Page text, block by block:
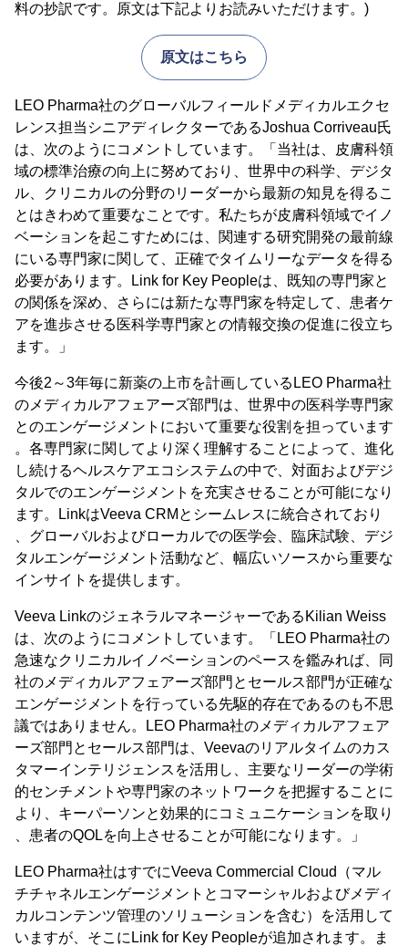
料の抄訳です。原文は下記よりお読みいただけます。)
原文はこちら
LEO Pharma社のグローバルフィールドメディカルエクセ
レンス担当シニアディレクターであるJoshua Corriveau氏
は、次のようにコメントしています。「当社は、皮膚科領
域の標準治療の向上に努めており、世界中の科学、デジタ
ル、クリニカルの分野のリーダーから最新の知見を得るこ
とはきわめて重要なことです。私たちが皮膚科領域でイノ
ベーションを起こすためには、関連する研究開発の最前線
にいる専門家に関して、正確でタイムリーなデータを得る
必要があります。Link for Key Peopleは、既知の専門家と
の関係を深め、さらには新たな専門家を特定して、患者ケ
アを進歩させる医科学専門家との情報交換の促進に役立ち
ます。」
今後2～3年毎に新薬の上市を計画しているLEO Pharma社
のメディカルアフェアーズ部門は、世界中の医科学専門家
とのエンゲージメントにおいて重要な役割を担っています
。各専門家に関してより深く理解することによって、進化
し続けるヘルスケアエコシステムの中で、対面およびデジ
タルでのエンゲージメントを充実させることが可能になり
ます。LinkはVeeva CRMとシームレスに統合されており
、グローバルおよびローカルでの医学会、臨床試験、デジ
タルエンゲージメント活動など、幅広いソースから重要な
インサイトを提供します。
Veeva LinkのジェネラルマネージャーであるKilian Weiss
は、次のようにコメントしています。「LEO Pharma社の
急速なクリニカルイノベーションのペースを鑑みれば、同
社のメディカルアフェアーズ部門とセールス部門が正確な
エンゲージメントを行っている先駆的存在であるのも不思
議ではありません。LEO Pharma社のメディカルアフェア
ーズ部門とセールス部門は、Veevaのリアルタイムのカス
タマーインテリジェンスを活用し、主要なリーダーの学術
的センチメントや専門家のネットワークを把握することに
より、キーパーソンと効果的にコミュニケーションを取り
、患者のQOLを向上させることが可能になります。」
LEO Pharma社はすでにVeeva Commercial Cloud（マル
チチャネルエンゲージメントとコマーシャルおよびメディ
カルコンテンツ管理のソリューションを含む）を活用して
いますが、そこにLink for Key Peopleが追加されます。ま